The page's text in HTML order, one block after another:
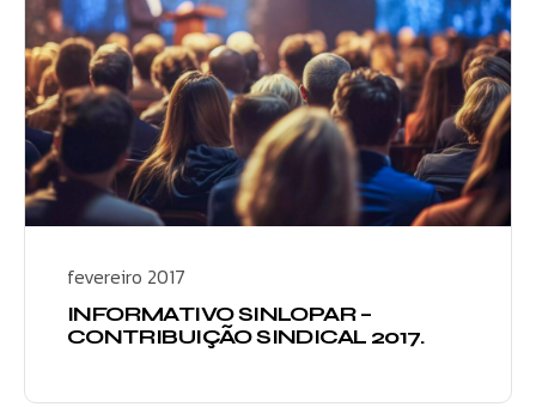
fevereiro 2017
INFORMATIVO SINLOPAR –
CONTRIBUIÇÃO SINDICAL 2017.